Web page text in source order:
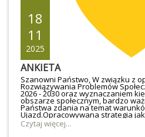
18
11
2025
ANKIETA
Szanowni Państwo, W związku z
Rozwiązywania Problemów
2026 - 2030 oraz wyznaczaniem
obszarze społecznym, bardzo
Państwa zdania na temat
Ujazd.Opracowywana strategia
działaniami w obszarze polityki
dnia 12 marca 2004 r. o pomocy
Czytaj więcej...